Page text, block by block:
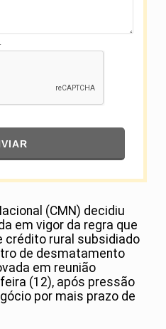
(CMN) decidiu
em vigor da regra que
crédito rural subsidiado
de desmatamento
em reunião
(12), após pressão
por mais prazo de